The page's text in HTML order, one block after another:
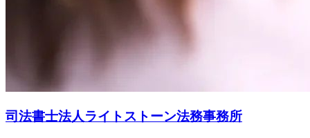
司法書士法人ライトストーン法務事務所